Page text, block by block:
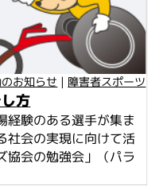
お知らせ | 障害者スポーツ
方
経験のある選手が集ま
社会の実現に向けて活
協会の勉強会」（パラ